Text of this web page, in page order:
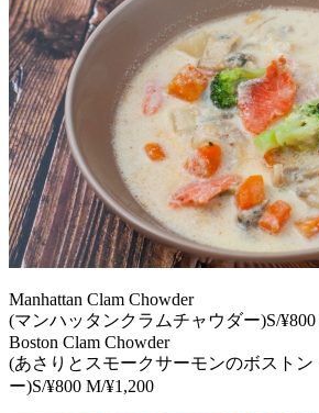
Manhattan Clam Chowder
(マンハッタンクラムチャウダー)S/¥800
Boston Clam Chowder
(あさりとスモークサーモンのボスト
ー)S/¥800 M/¥1,200